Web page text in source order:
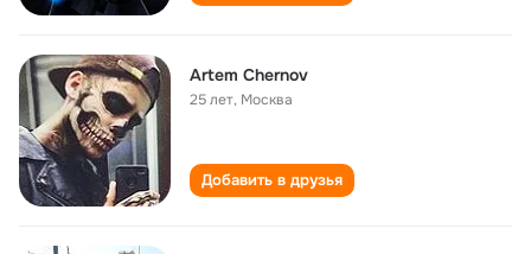
Artem Chernov
25 лет, Москва
Добавить в друзья